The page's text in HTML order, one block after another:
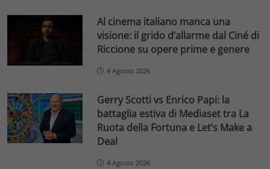
Al cinema italiano manca una
visione: il grido d’allarme dal Ciné di
Riccione su opere prime e genere
4 Agosto 2026
Gerry Scotti vs Enrico Papi: la
battaglia estiva di Mediaset tra La
Ruota della Fortuna e Let’s Make a
Deal
4 Agosto 2026